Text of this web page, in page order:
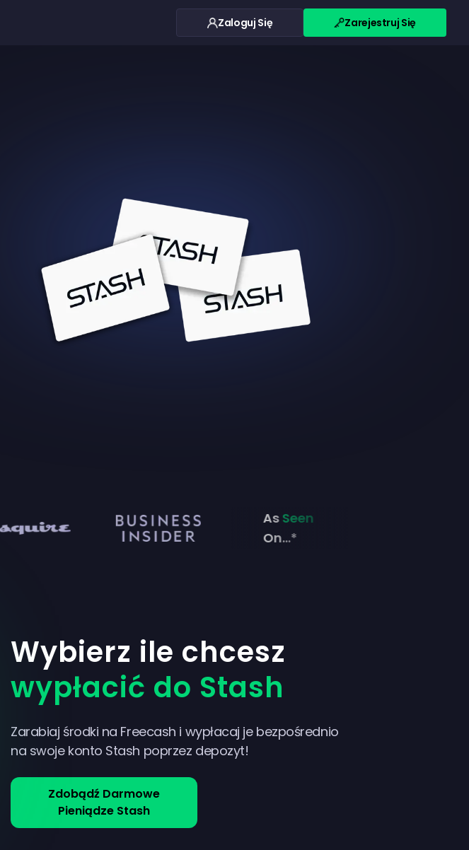
Zaloguj Się Zarejestruj Się
AsSeen
On...*
Wybierz ile chcesz
wypłacić do Stash
Zarabiaj środki na Freecash i wypłacaj je bezpośrednio
na swoje konto Stash poprzez depozyt!
Zdobądź Darmowe
Pieniądze Stash